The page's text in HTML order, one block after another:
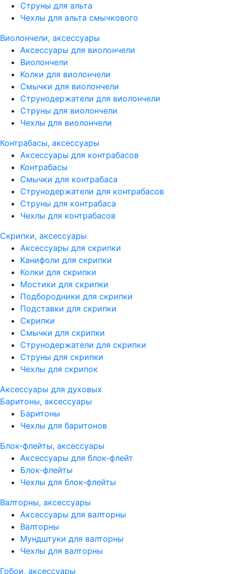
Струны для альта
Чехлы для альта смычкового
Виолончели, аксессуары
Аксессуары для виолончели
Виолончели
Колки для виолончели
Смычки для виолончели
Струнодержатели для виолончели
Струны для виолончели
Чехлы для виолончели
Контрабасы, аксессуары
Аксессуары для контрабасов
Контрабасы
Смычки для контрабаса
Струнодержатели для контрабасов
Струны для контрабаса
Чехлы для контрабасов
Скрипки, аксессуары
Аксессуары для скрипки
Канифоли для скрипки
Колки для скрипки
Мостики для скрипки
Подбородники для скрипки
Подставки для скрипки
Скрипки
Смычки для скрипки
Струнодержатели для скрипки
Струны для скрипки
Чехлы для скрипок
Аксессуары для духовых
Баритоны, аксессуары
Баритоны
Чехлы для баритонов
Блок-флейты, аксессуары
Аксессуары для блок-флейт
Блок-флейты
Чехлы для блок-флейты
Валторны, аксессуары
Аксессуары для валторны
Валторны
Мундштуки для валторны
Чехлы для валторны
Гобои, аксессуары